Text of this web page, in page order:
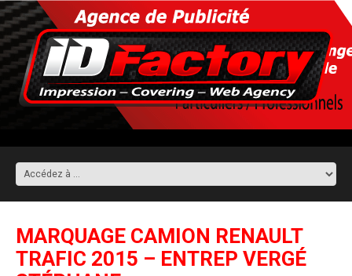
MARQUAGE CAMION RENAULT
TRAFIC 2015 – ENTREP VERGÉ